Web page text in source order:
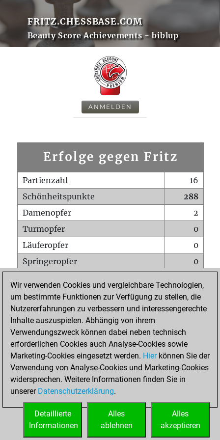
FRITZ.CHESSBASE.COM
Beauty Score Achievements - biblup
ANMELDEN
Erfolge gegen Fritz
Partienzahl
16
Schönheitspunkte
288
Damenopfer
2
Turmopfer
0
Läuferopfer
0
Springeropfer
0
Matt auf vollem Brett
0
Bauer setzt Matt
0
Erstickte Matts
Unterverwandlungen
Türme auf der siebten
0
STARTSEITE
Wir verwenden Cookies und vergleichbare Technologien,
um bestimmte Funktionen zur Verfügung zu stellen, die
Nutzererfahrungen zu verbessern und interessengerechte
Inhalte auszuspielen. Abhängig von ihrem
Verwendungszweck können dabei neben technisch
erforderlichen Cookies auch Analyse-Cookies sowie
Marketing-Cookies eingesetzt werden. Hierkönnen Sie der
Verwendung von Analyse-Cookies und Marketing-Cookies
widersprechen. Weitere Informationen finden Sie in
unserer Datenschutzerklärung.
Alles
akzeptieren
Alles
ablehnen
Detaillierte
Informationen